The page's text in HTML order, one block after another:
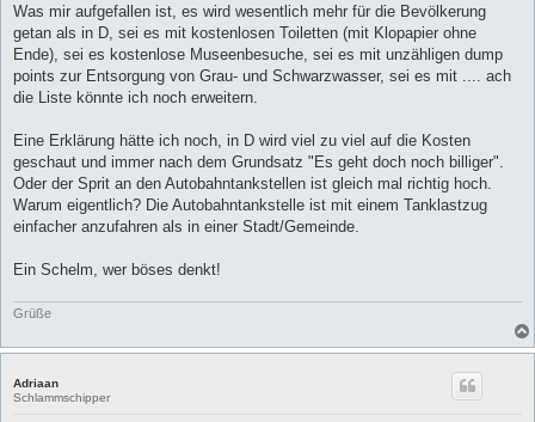
Was mir aufgefallen ist, es wird wesentlich mehr für die Bevölkerung
getan als in D, sei es mit kostenlosen Toiletten (mit Klopapier ohne
Ende), sei es kostenlose Museenbesuche, sei es mit unzähligen dump
points zur Entsorgung von Grau- und Schwarzwasser, sei es mit .... ach
die Liste könnte ich noch erweitern.
Eine Erklärung hätte ich noch, in D wird viel zu viel auf die Kosten
geschaut und immer nach dem Grundsatz "Es geht doch noch billiger".
Oder der Sprit an den Autobahntankstellen ist gleich mal richtig hoch.
Warum eigentlich? Die Autobahntankstelle ist mit einem Tanklastzug
einfacher anzufahren als in einer Stadt/Gemeinde.
Ein Schelm, wer böses denkt!
Grüße
Adriaan
Schlammschipper